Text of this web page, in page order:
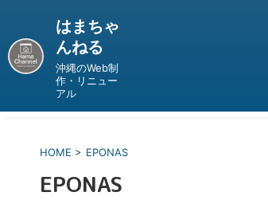
はまちゃ
んねる
沖縄のWeb制
作・リニュー
アル
HOME > EPONAS
EPONAS